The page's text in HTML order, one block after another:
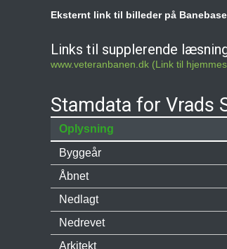
Eksternt link til billeder på
Links til supplerende
www.veteranbanen.dk (Link til
Stamdata for Vrads
Oplysning
Byggeår
Åbnet
Nedlagt
Nedrevet
Arkitekt